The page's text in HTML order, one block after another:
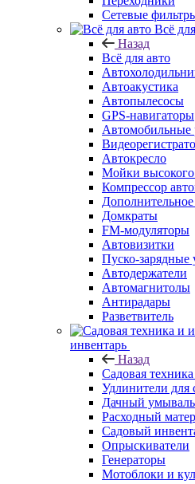
Сетевые
Всё
Назад
Всё для авто
Автоакустика
Автопылесосы
GPS-навигаторы
Автомобильные
Автокресло
Мойки высокого
Компрессор
Домкраты
FM-модуляторы
Автовизитки
Пуско-зарядные
Автодержатели
Автомагнитолы
Антирадары
Разветвитель
инвентарь
Назад
Садовая
Удлинители для
Дачный
Расходный
Садовый
Опрыскиватели
Генераторы
Мотоблоки и